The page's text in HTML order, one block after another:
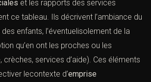
la victime, et peut seprononcer sur
au long cours.
et les rapports des services
ce tableau. Ils décrivent l’ambiance
des enfants, l’éventuelisolement de